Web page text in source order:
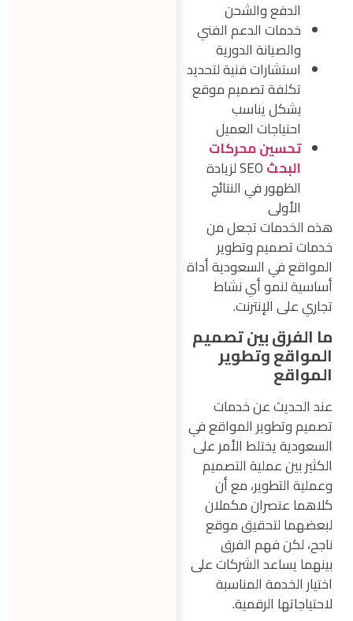
الدفع والشحن
خدمات الدعم الفني
والصيانة الدورية
استشارات فنية لتحديد
تكلفة تصميم موقع
بشكل يناسب
احتياجات العميل
تحسين محركات
البحث SEO لزيادة
الظهور في النتائج
الأولى
هذه الخدمات تجعل من
خدمات تصميم وتطوير
المواقع في السعودية أداة
أساسية لنمو أي نشاط
تجاري على الإنترنت.
ما الفرق بين تصميم
المواقع وتطوير
المواقع
عند الحديث عن خدمات
تصميم وتطوير المواقع في
السعودية يختلط الأمر على
الكثير بين عملية التصميم
وعملية التطوير، مع أن
كلاهما عنصران مكملان
لبعضهما لتحقيق موقع
ناجح، لكن فهم الفرق
بينهما يساعد الشركات على
اختيار الخدمة المناسبة
لاحتياجاتها الرقمية.